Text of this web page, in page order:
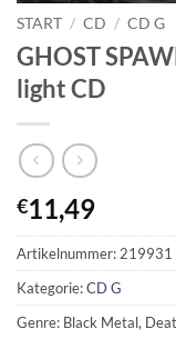
START / CD / CD G
GHOST
light CD
€11,49
Artikelnummer:219931
Kategorie:CD G
Genre: Black Metal,